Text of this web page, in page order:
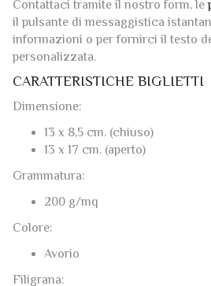
Contattaci tramite il nostro form, le
il pulsante di messaggistica
informazioni o per fornirci il testo
personalizzata.
CARATTERISTICHE BIGLIETTI
Dimensione:
13 x 8,5 cm. (chiuso)
13 x 17 cm. (aperto)
Grammatura:
200 g/mq
Colore:
Avorio
Filigrana: